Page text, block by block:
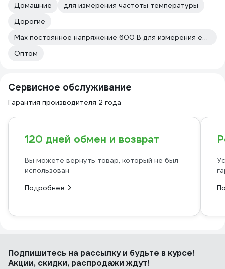
Домашние
для измерения частоты температуры
Дорогие
Max постоянное напряжение 600 В для измерения емкости
Оптом
Сервисное обслуживание
Гарантия производителя 2 года
120 дней обмен и возврат
Вы можете вернуть товар, который не был
использован
Подробнее
Подпишитесь на рассылкуи будьте в курсе!
Акции, скидки, распродажи ждут!